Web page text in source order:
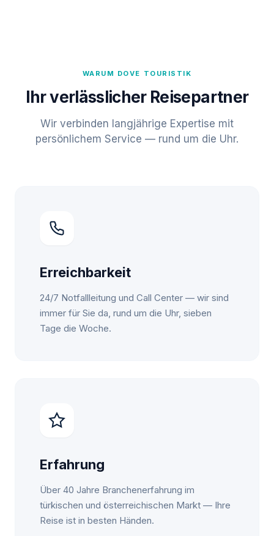
WARUM DOVE TOURISTIK
Ihr verlässlicher Reisepartner
Wir verbinden langjährige Expertise mit
persönlichem Service — rund um die Uhr.
Erreichbarkeit
24/7 Notfallleitung und Call Center — wir sind
immer für Sie da, rund um die Uhr, sieben
Tage die Woche.
Erfahrung
Über 40 Jahre Branchenerfahrung im
türkischen und österreichischen Markt — Ihre
Reise ist in besten Händen.